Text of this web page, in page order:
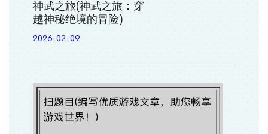
神武之旅(神武之旅：穿
越神秘绝境的冒险)
2026-02-09